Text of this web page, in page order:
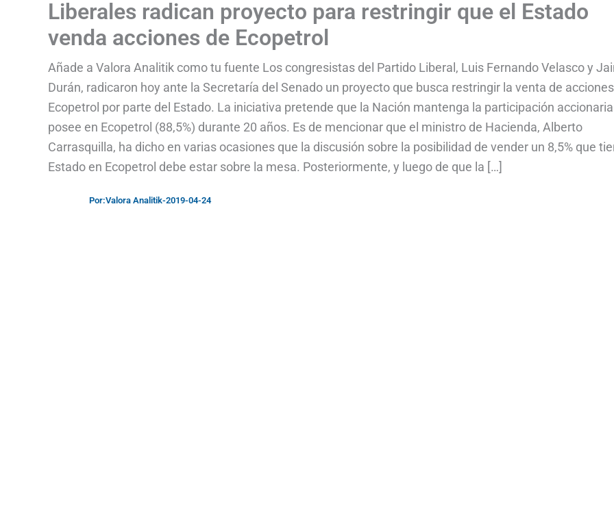
Liberales radican proyecto para restringir que el Estado
venda acciones de Ecopetrol
Añade a Valora Analitik como tu fuente Los congresistas del Partido Liberal, Luis Fernando Velasco y
Durán, radicaron hoy ante la Secretaría del Senado un proyecto que busca restringir la venta de
Ecopetrol por parte del Estado. La iniciativa pretende que la Nación mantenga la participación
posee en Ecopetrol (88,5%) durante 20 años. Es de mencionar que el ministro de Hacienda, Alberto
Carrasquilla, ha dicho en varias ocasiones que la discusión sobre la posibilidad de vender un 8,5% que
Estado en Ecopetrol debe estar sobre la mesa. Posteriormente, y luego de que la […]
Por:Valora Analitik-2019-04-24